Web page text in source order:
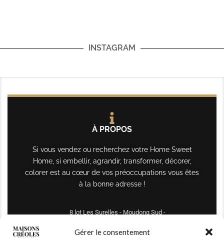
Gérer le consentement
INSTAGRAM
À PROPOS
Si vous vendez ou recherchez votre Home Sweet
Home, si embellir, agrandir, transformer, décorer,
colorer est au cœur de vos préoccupations vous êtes
à la bonne adresse !
8 lot Les Surelles - Moudong Sud -